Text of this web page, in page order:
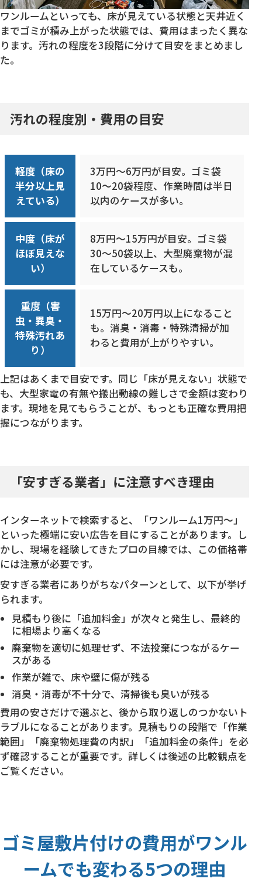
ワンルームといっても、床が見えている状態と天井近く
までゴミが積み上がった状態では、費用はまったく異な
ります。汚れの程度を3段階に分けて目安をまとめまし
た。
汚れの程度別・費用の目安
軽度（床の
半分以上見
えている）
3万円〜6万円が目安。ゴミ袋
10〜20袋程度、作業時間は半日
以内のケースが多い。
中度（床が
ほぼ見えな
い）
8万円〜15万円が目安。ゴミ袋
30〜50袋以上、大型廃棄物が混
在しているケースも。
重度（害
虫・異臭・
特殊汚れあ
り）
15万円〜20万円以上になること
も。消臭・消毒・特殊清掃が加
わると費用が上がりやすい。
上記はあくまで目安です。同じ「床が見えない」状態で
も、大型家電の有無や搬出動線の難しさで金額は変わり
ます。現地を見てもらうことが、もっとも正確な費用把
握につながります。
「安すぎる業者」に注意すべき理由
インターネットで検索すると、「ワンルーム1万円〜」
といった極端に安い広告を目にすることがあります。し
かし、現場を経験してきたプロの目線では、この価格帯
には注意が必要です。
安すぎる業者にありがちなパターンとして、以下が挙げ
られます。
見積もり後に「追加料金」が次々と発生し、最終的
に相場より高くなる
廃棄物を適切に処理せず、不法投棄につながるケー
スがある
作業が雑で、床や壁に傷が残る
消臭・消毒が不十分で、清掃後も臭いが残る
費用の安さだけで選ぶと、後から取り返しのつかないト
ラブルになることがあります。見積もりの段階で「作業
範囲」「廃棄物処理費の内訳」「追加料金の条件」を必
ず確認することが重要です。詳しくは後述の比較観点を
ご覧ください。
ゴミ屋敷片付けの費用がワンル
ームでも変わる5つの理由